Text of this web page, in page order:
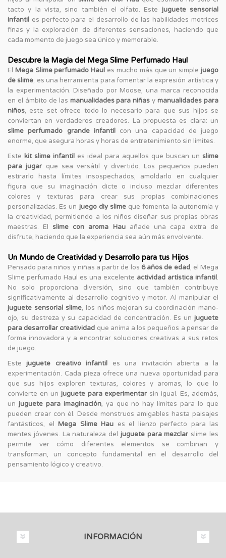
tacto y la vista, sino también el olfato. Este juguete sensorial
infantil es perfecto para el desarrollo de las habilidades motrices
finas y la exploración de diferentes sensaciones, haciendo que
cada momento de juego sea único y memorable.
Descubre la Magia del Mega Slime Perfumado Haul
El Mega Slime perfumado Haul es mucho más que un simplejuego
de slime; es una herramienta para fomentar la expresión artística y
la experimentación. Diseñado por Moose, una marca reconocida
en el ámbito de las manualidades para niñas ymanualidades para
niños, este set ofrece todo lo necesario para que sus hijos se
conviertan en verdaderos creadores. La propuesta es clara: un
slime perfumado grande infantilcon una capacidad de juego
enorme, que asegura horas y horas de entretenimiento sin límites.
Este kit slime infantil es ideal para aquellos que buscan un slime
para jugar que sea versátil y divertido. Los pequeños pueden
estirarlo hasta límites insospechados, amoldarlo en cualquier
figura que su imaginación dicte o incluso mezclar diferentes
colores y texturas para crear sus propias combinaciones
personalizadas. Es un juego diy slime que fomenta la autonomía y
la creatividad, permitiendo a los niños diseñar sus propias obras
maestras. El slime con aroma Hauañade una capa extra de
disfrute, haciendo que la experiencia sea aún más envolvente.
Un Mundo de Creatividad y Desarrollo para tus Hijos
Pensado para niños y niñas a partir de los 6 años de edad, el Mega
Slime perfumado Haul es una excelente actividad artística infantil.
No solo proporciona diversión, sino que también contribuye
significativamente al desarrollo cognitivo y motor. Al manipular el
juguete sensorial slime, los niños mejoran su coordinación mano-
ojo, su destreza y su capacidad de concentración. Es un juguete
para desarrollar creatividad que anima a los pequeños a pensar de
forma innovadora y a encontrar soluciones creativas a sus retos
de juego.
Estejuguete creativo infantil es una invitación abierta a la
experimentación. Cada pieza ofrece una nueva oportunidad para
que sus hijos exploren texturas, colores y aromas, lo que lo
convierte en un juguete para experimentar sin igual. Es, además,
un juguete para imaginación, ya que no hay límites para lo que
pueden crear con él. Desde monstruos amigables hasta paisajes
fantásticos, el Mega Slime Hau es el lienzo perfecto para las
mentes jóvenes. La naturaleza del juguete para mezclar slime les
permite ver cómo diferentes elementos se combinan y
transforman, un concepto fundamental en el desarrollo del
pensamiento lógico y creativo.
INFORMACIÓN